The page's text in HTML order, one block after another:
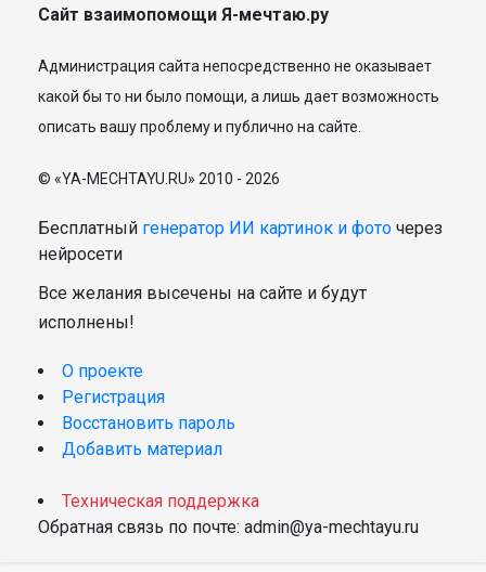
Сайт взаимопомощи Я-мечтаю.ру
Администрация сайта непосредственно не оказывает
какой бы то ни было помощи, а лишь дает возможность
описать вашу проблему и публично на сайте.
© «YA-MECHTAYU.RU» 2010 - 2026
Бесплатный генератор ИИ картинок и фото через
нейросети
Все желания высечены на сайте и будут
исполнены!
О проекте
Регистрация
Восстановить пароль
Добавить материал
Техническая поддержка
Обратная связь по почте: admin@ya-mechtayu.ru